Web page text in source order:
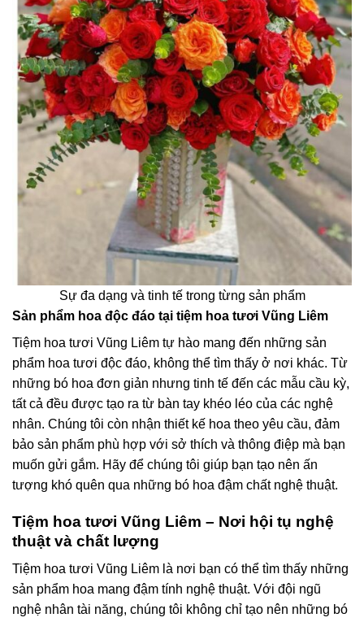
Sự đa dạng và tinh tế trong từng sản phẩm
Sản phẩm hoa độc đáo tại tiệm hoa tươi Vũng Liêm
Tiệm hoa tươi Vũng Liêm tự hào mang đến những sản
phẩm hoa tươi độc đáo, không thể tìm thấy ở nơi khác. Từ
những bó hoa đơn giản nhưng tinh tế đến các mẫu cầu kỳ,
tất cả đều được tạo ra từ bàn tay khéo léo của các nghệ
nhân. Chúng tôi còn nhận thiết kế hoa theo yêu cầu, đảm
bảo sản phẩm phù hợp với sở thích và thông điệp mà bạn
muốn gửi gắm. Hãy để chúng tôi giúp bạn tạo nên ấn
tượng khó quên qua những bó hoa đậm chất nghệ thuật.
Tiệm hoa tươi Vũng Liêm – Nơi hội tụ nghệ
thuật và chất lượng
Tiệm hoa tươi Vũng Liêm là nơi bạn có thể tìm thấy những
sản phẩm hoa mang đậm tính nghệ thuật. Với đội ngũ
nghệ nhân tài năng, chúng tôi không chỉ tạo nên những bó